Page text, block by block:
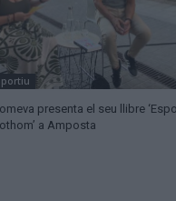
presenta el seu llibre
a Amposta